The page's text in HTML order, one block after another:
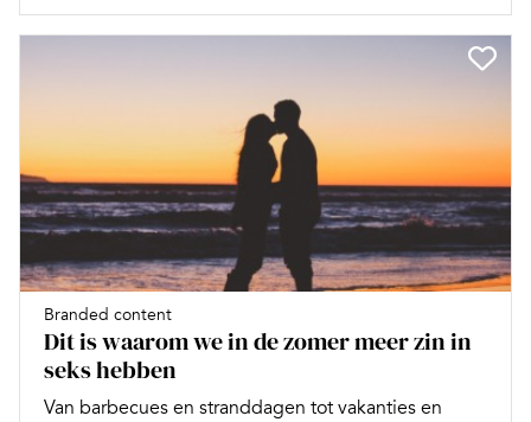
Branded content
Dit is waarom we in de zomer meer zin in
seks hebben
Van barbecues en stranddagen tot vakanties en